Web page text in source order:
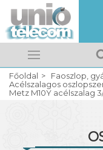
Kosarad
BELÉPÉS
Főoldal
Faoszlop,
Acélszalagos
Metz M10Y acélszalag